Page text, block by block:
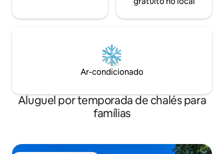
Ar-condicionado
Aluguel por temporada de chalés para
famílias